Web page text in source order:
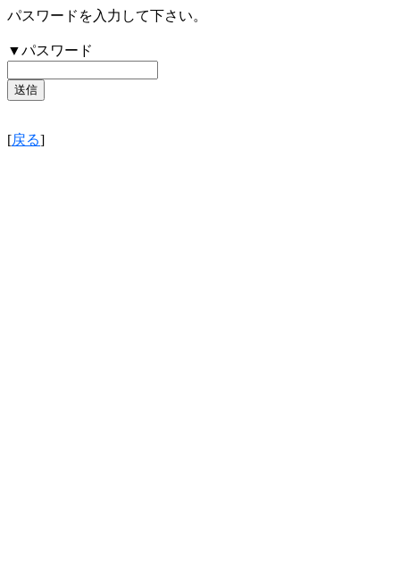
パスワードを入力して下さい。
▼パスワード
[戻る]